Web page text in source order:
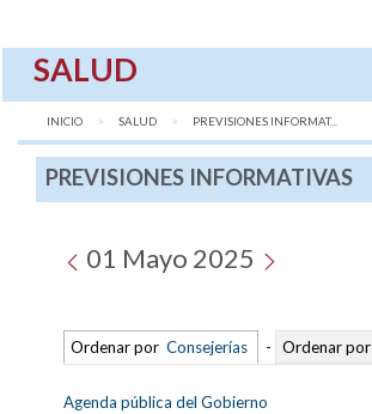
SALUD
INICIO SALUD AQUÍ:
PREVISIONES INFORMAT...
PREVISIONES INFORMATIVAS
01 Mayo 2025
Ordenar por Consejerías - Ordenar por
Agenda pública del Gobierno